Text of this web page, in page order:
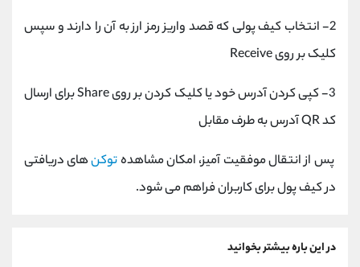
2- انتخاب کیف پولی که قصد واریز رمز ارز به آن را دارند و سپس
کلیک بر روی Receive
3- کپی کردن آدرس خود یا کلیک کردن بر روی Share برای ارسال
کد QR آدرس به طرف مقابل
پس از انتقال موفقیت‌ آمیز، امکان مشاهدهتوکن‌های دریافتی
در کیف پول برای کاربران فراهم می شود.
در این باره بیشتر بخوانید